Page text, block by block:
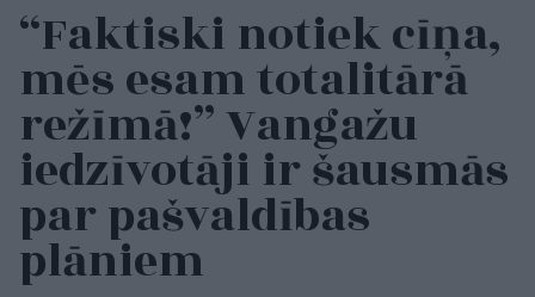
“Faktiski notiek cīņa,
mēs esam totalitārā
režīmā!” Vangažu
iedzīvotāji ir šausmās
par pašvaldības
plāniem